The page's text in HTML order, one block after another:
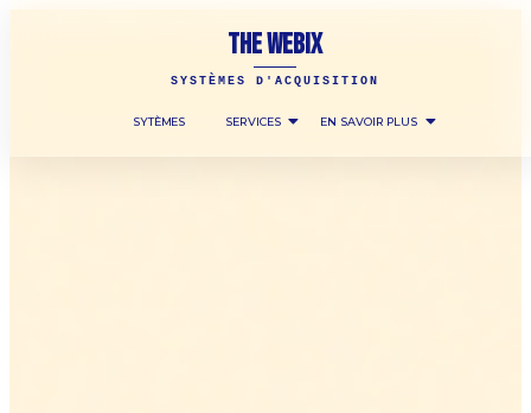
THE WEBIX
SYSTÈMES D'ACQUISITION
SYTÈMES SERVICES EN SAVOIR PLUS